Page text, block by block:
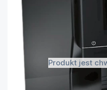
Produkt jest